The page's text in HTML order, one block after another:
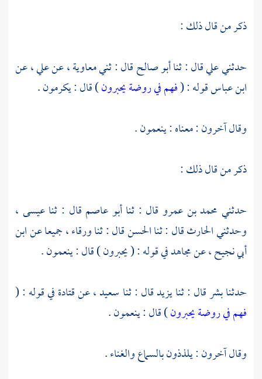
ذكر من قال ذلك :
حدثنيعليقال : ثناأبو صالحقال : ثنيمعاوية ،عنعلي ،عن
ابن عباسقوله : (فهم في روضة يحبرون) قال : يكرمون .
وقال آخرون : معناه : ينعمون .
ذكر من قال ذلك :
حدثني محمد بن عمرو قال : ثناأبو عاصم قال : ثناعيسى ،
وحدثنيالحارثقال : ثناالحسنقال : ثناورقاء ،جميعا عنابن
أبي نجيح ،عنمجاهدفي قوله : ( يحبرون ) قال : ينعمون .
حدثنابشرقال : ثنايزيدقال : ثنا سعيد ،عنقتادةفي قوله : (
فهم في روضة يحبرون) قال : ينعمون .
وقال آخرون : يلذذون بالسماع والغناء .